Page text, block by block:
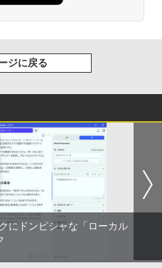
ジに戻る
にドンピシャな「ローカル